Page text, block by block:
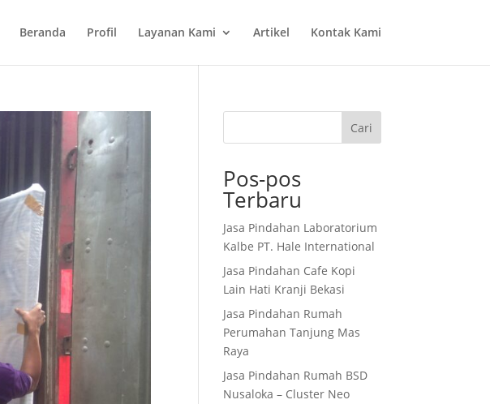
Beranda Profil Layanan Kami Artikel Kontak Kami
Cari
Pos-pos
Terbaru
Jasa Pindahan Laboratorium
Kalbe PT. Hale International
Jasa Pindahan Cafe Kopi
Lain Hati Kranji Bekasi
Jasa Pindahan Rumah
Perumahan Tanjung Mas
Raya
Jasa Pindahan Rumah BSD
Nusaloka – Cluster Neo